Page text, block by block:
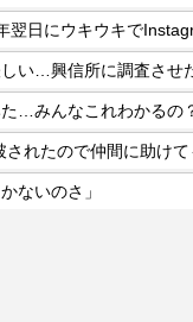
翌日にウキウキで
た…みんなこれわかるの
ないのさ」